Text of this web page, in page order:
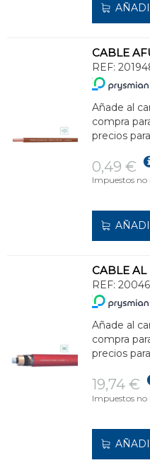
REF:
Añade al
compra
precios
0,49 €
Impuestos no
REF:
Añade al
compra
precios
19,74 €
Impuestos no